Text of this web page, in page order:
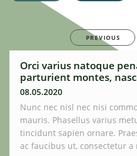
PREVIOUS
Orci varius natoque
parturient montes,
08.05.2020
Nunc nec nisl nec nisi
mauris. Phasellus varius
tincidunt sapien ornare.
ac faucibus ut, consectetur a